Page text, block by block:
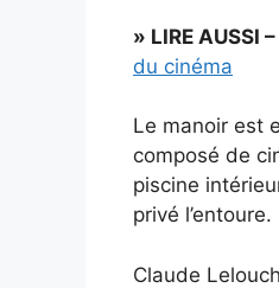
» LIRE AUSSI –
du cinéma
Le manoir est
composé de
piscine
privé l’entoure.
Claude